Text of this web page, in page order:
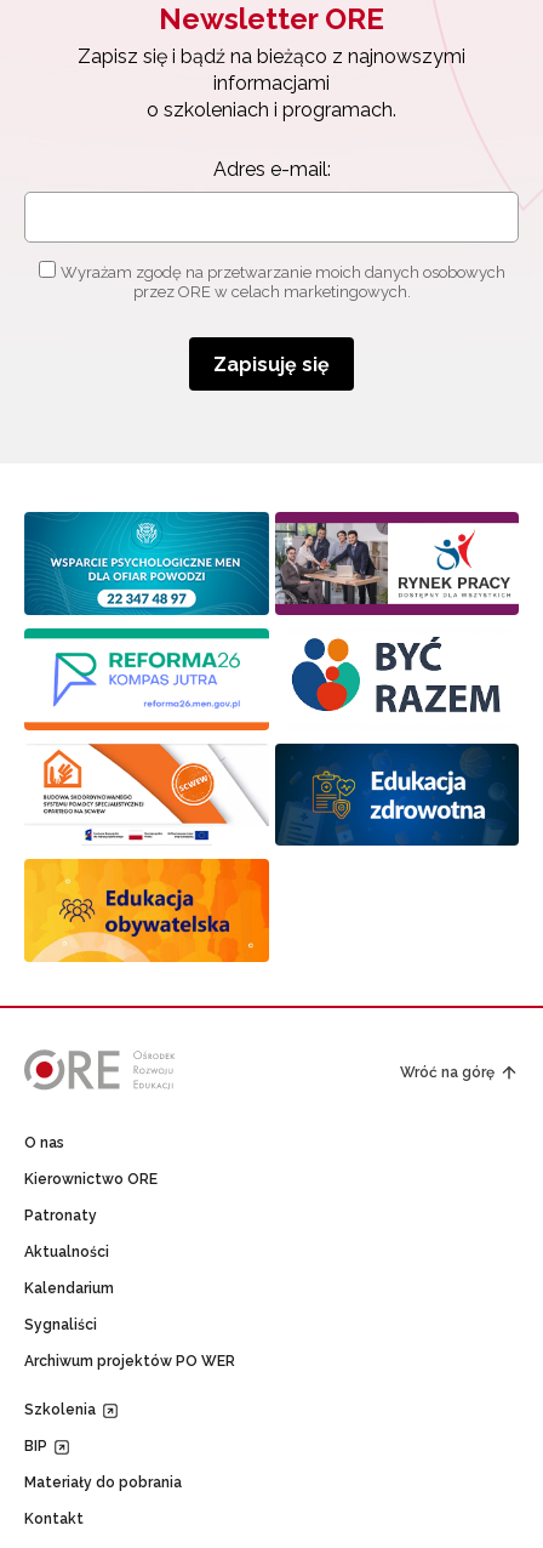
Newsletter ORE
Zapisz się i bądź na bieżąco z najnowszymi
informacjami
o szkoleniach i programach.
Adres e-mail:
Wyrażam zgodę na przetwarzanie moich danych osobowych
przez ORE w celach marketingowych.
Zapisuję się
Wróć na górę
O nas
Kierownictwo ORE
Patronaty
Aktualności
Kalendarium
Sygnaliści
Archiwum projektów PO WER
Szkolenia
BIP
Materiały do pobrania
Kontakt